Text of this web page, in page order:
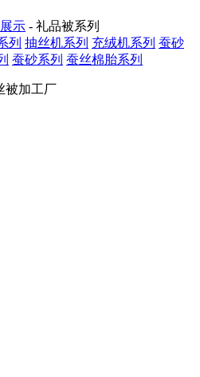
示 - 礼品被系列
列 抽丝机系列 充绒机系列 蚕砂
蚕砂系列 蚕丝棉胎系列
被加工厂